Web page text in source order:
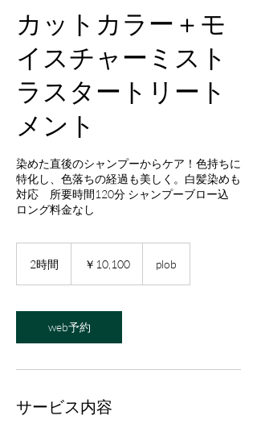
カットカラー＋モ
イスチャーミスト
ラスタートリート
メント
染めた直後のシャンプーからケア！色持ちに
特化し、色落ちの経過も美しく。白髪染めも
対応 所要時間120分 シャンプーブロー込
ロング料金なし
2時間 ￥10,100 plob
web予約
サービス内容